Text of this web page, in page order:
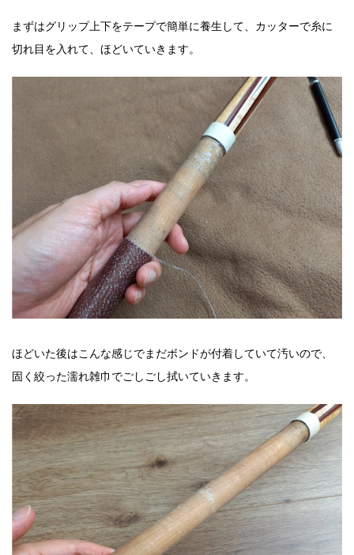
まずはグリップ上下をテープで簡単に養生して、カッターで糸に
切れ目を入れて、ほどいていきます。
ほどいた後はこんな感じでまだボンドが付着していて汚いので、
固く絞った濡れ雑巾でごしごし拭いていきます。